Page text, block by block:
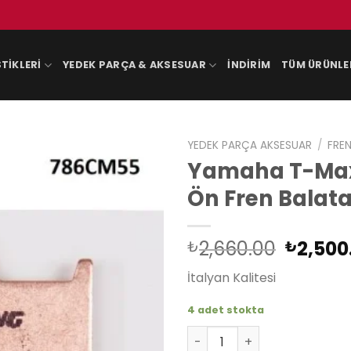
YEDEK PARÇA & AKSESUAR İNDIRIM TÜM
YEDEK PARÇA AKSESUAR /
Yamaha T-
Ön Fren
₺2,660.00
fiyat:
₺
İtalyan Kalitesi
4 adet stokta
Yamaha T-Max 500 2008-